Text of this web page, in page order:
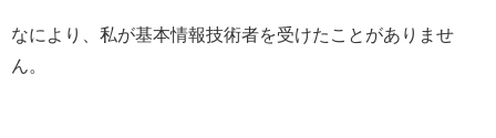
なにより、私が基本情報技術者を受けたことがありませ
ん。